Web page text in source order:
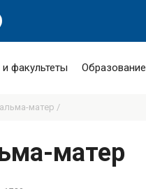
факультеты Образование
матер /
матер